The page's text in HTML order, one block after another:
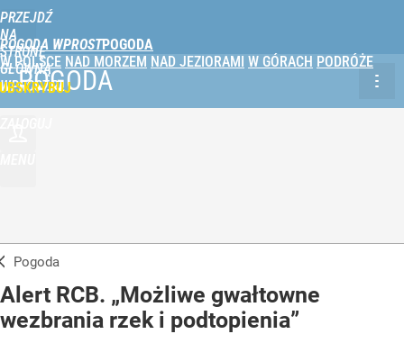
PRZEJDŹ
NA
STRONĘ
GŁÓWNĄ
WPROST.PL
POGODA WPROST
W POLSCE NAD MORZEM NAD JEZIORAMI W GÓRACH PODRÓŻE
POGODA
Pogoda
Alert RCB. „Możliwe gwałtowne
wezbrania rzek i podtopienia”